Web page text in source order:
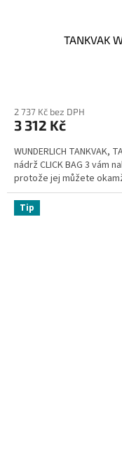
TANKVAK
2 737 Kč bez DPH
3 312 Kč
WUNDERLICH TANKVAK,
nádrž CLICK BAG 3 vám
protože jej můžete
Tip